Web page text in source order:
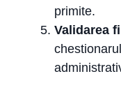
primite.
Validarea